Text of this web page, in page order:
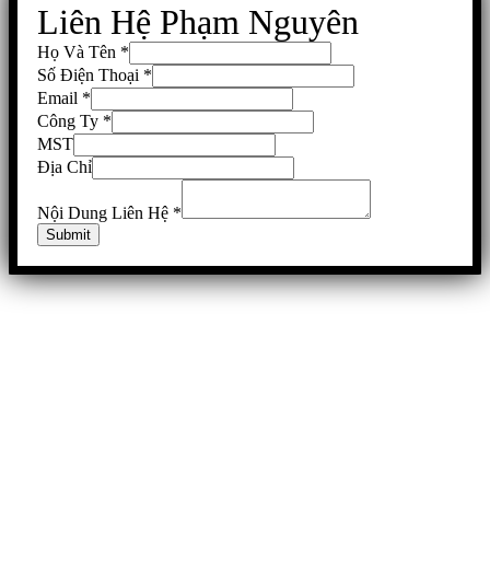
Liên Hệ Phạm Nguyên
Họ Và Tên *
Số Điện Thoại *
Email *
Công Ty *
MST
Địa Chỉ
Nội Dung Liên Hệ *
Submit